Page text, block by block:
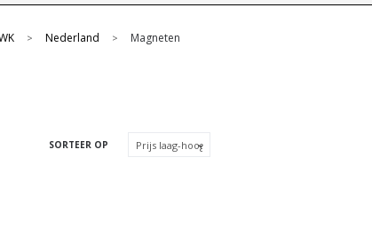
> Nederland > Magneten
SORTEER OP